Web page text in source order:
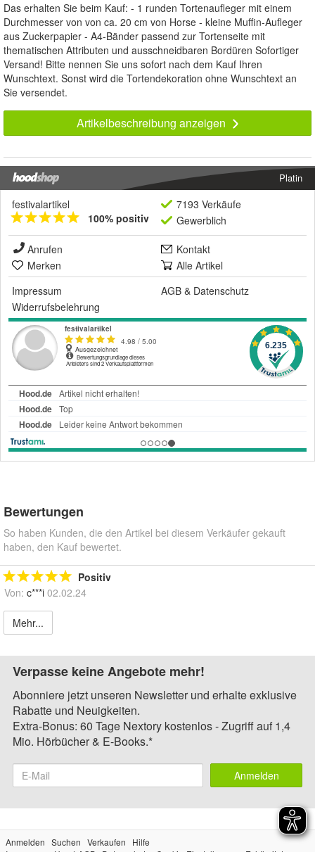
Das erhalten Sie beim Kauf: - 1 runden Tortenaufleger mit einem
Durchmesser von von ca. 20 cm von Horse - kleine Muffin-Aufleger
aus Zuckerpapier - A4-Bänder passend zur Tortenseite mit
thematischen Attributen und ausschneidbaren Bordüren Sofortiger
Versand! Bitte nennen Sie uns sofort nach dem Kauf Ihren
Wunschtext. Sonst wird die Tortendekoration ohne Wunschtext an
Sie versendet.
Artikelbeschreibung anzeigen
Platin
festivalartikel
100% positiv
7193 Verkäufe
Gewerblich
Anrufen
Kontakt
Merken
Alle Artikel
Impressum
AGB & Datenschutz
Widerrufsbelehrung
Bewertungen
So haben Kunden, die den Artikel bei diesem Verkäufer gekauft
haben, den Kauf bewertet.
Positiv
Von: c***i 02.02.24
Mehr...
Verpasse keine Angebote mehr!
Abonniere jetzt unseren Newsletter und erhalte exklusive
Rabatte und Neuigkeiten.
Extra-Bonus: 60 Tage Nextory kostenlos - Zugriff auf 1,4
Mio. Hörbücher & E-Books.*
Anmelden
Anmelden Suchen Verkaufen
Hilfe